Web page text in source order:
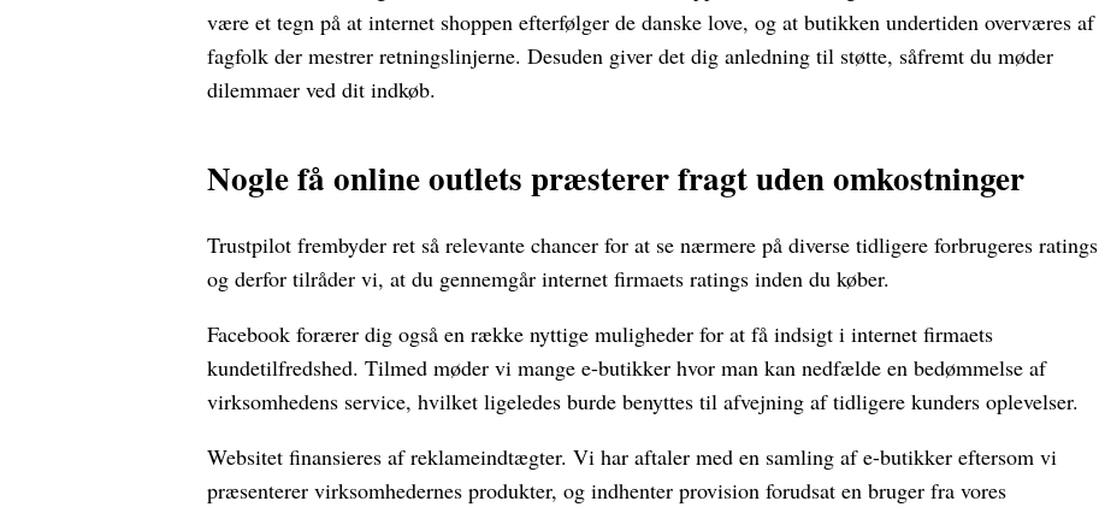
være et tegn på at internet shoppen efterfølger de danske love, og at butikken undertiden overværes af
fagfolk der mestrer retningslinjerne. Desuden giver det dig anledning til støtte, såfremt du møder
dilemmaer ved dit indkøb.
Nogle få online outlets præsterer fragt uden omkostninger
Trustpilot frembyder ret så relevante chancer for at se nærmere på diverse tidligere forbrugeres ratings
og derfor tilråder vi, at du gennemgår internet firmaets ratings inden du køber.
Facebook forærer dig også en række nyttige muligheder for at få indsigt i internet firmaets
kundetilfredshed. Tilmed møder vi mange e-butikker hvor man kan nedfælde en bedømmelse af
virksomhedens service, hvilket ligeledes burde benyttes til afvejning af tidligere kunders oplevelser.
Websitet finansieres af reklameindtægter. Vi har aftaler med en samling af e-butikker eftersom vi
præsenterer virksomhedernes produkter, og indhenter provision forudsat en bruger fra vores